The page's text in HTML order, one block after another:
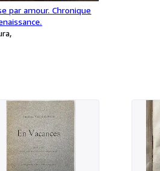
par amour. Chronique